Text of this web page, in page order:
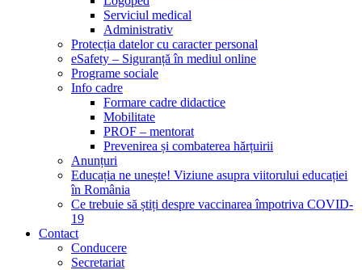
Serviciul medical
Administrativ
Protecția datelor cu caracter personal
eSafety – Siguranță în mediul online
Programe sociale
Info cadre
Formare cadre didactice
Mobilitate
PROF – mentorat
Prevenirea și combaterea hărțuirii
Anunțuri
Educația ne unește! Viziune asupra viitorului educației
în România
Ce trebuie să știți despre vaccinarea împotriva COVID-
19
Contact
Conducere
Secretariat